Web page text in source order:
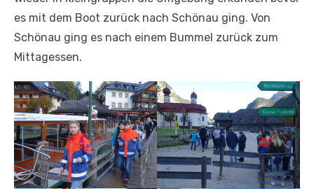
es mit dem Boot zurück nach Schönau ging. Von
Schönau ging es nach einem Bummel zurück zum
Mittagessen.